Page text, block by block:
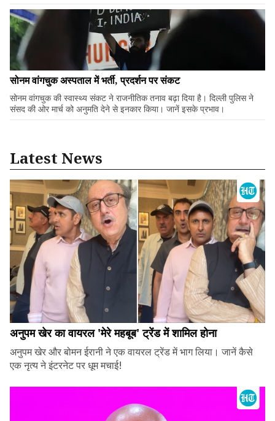
सोनम वांगचुक अस्पताल में भर्ती, प्रदर्शन पर संकट
सोनम वांगचुक की स्वास्थ्य संकट ने राजनीतिक तनाव बढ़ा दिया है। दिल्ली पुलिस ने
संसद की ओर मार्च को अनुमति देने से इनकार किया। जानें इसके प्रभाव।
Latest News
अनुपम खेर का वायरल 'मेरे महबूब' ट्रेंड में शामिल होना
अनुपम खेर और बोमन ईरानी ने एक वायरल ट्रेंड में भाग लिया। जानें कैसे
एक नृत्य ने इंटरनेट पर धूम मचाई!